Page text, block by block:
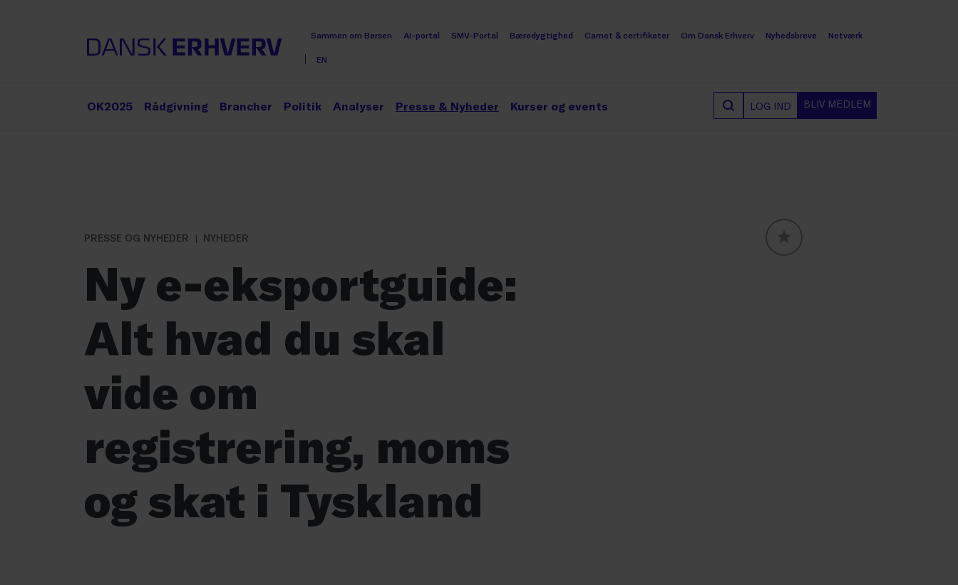
Sammen om Børsen AI-portal SMV-Portal Bæredygtighed Carnet & certifikater Om Dansk Erhverv Nyhedsbreve Netværk
EN
OK2025 Rådgivning Brancher Politik Analyser Presse & Nyheder Kurser og events LOG IND BLIV MEDLEM
PRESSE OG NYHEDER
NYHEDER
Ny e-eksportguide:
Alt hvad du skal
vide om
registrering, moms
og skat i Tyskland